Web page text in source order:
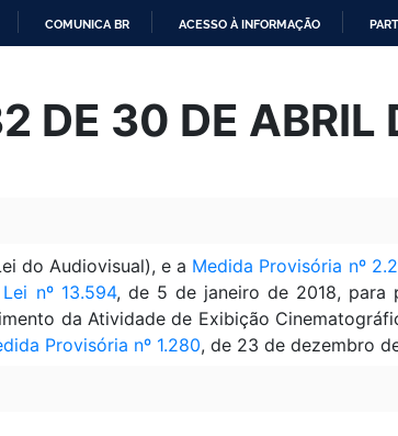
CONTEÚDO
COMUNICA BR ACESSO À INFORMAÇÃO
DE 30 DE
do Audiovisual), e a Medida Provisória nº
Lei nº 13.594, de 5 de janeiro de 2018,
da Atividade de Exibição
Provisória nº 1.280, de 23 de dezembro